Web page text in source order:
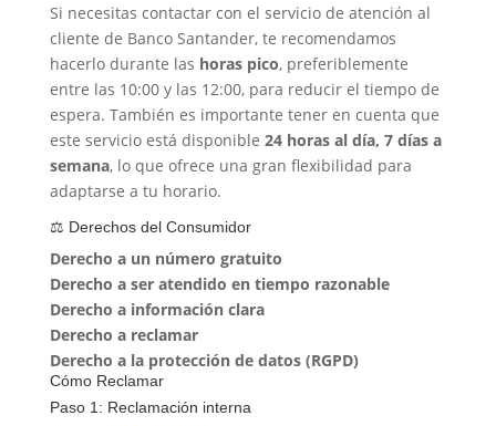
Si necesitas contactar con el servicio de atención al
cliente de Banco Santander, te recomendamos
hacerlo durante las horas pico, preferiblemente
entre las 10:00 y las 12:00, para reducir el tiempo de
espera. También es importante tener en cuenta que
este servicio está disponible 24 horas al día, 7 días a
semana, lo que ofrece una gran flexibilidad para
adaptarse a tu horario.
⚖️ Derechos del Consumidor
Derecho a un número gratuito
Derecho a ser atendido en tiempo razonable
Derecho a información clara
Derecho a reclamar
Derecho a la protección de datos (RGPD)
Cómo Reclamar
Paso 1: Reclamación interna